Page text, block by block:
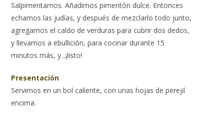
Salpimentamos. Añadimos pimentón dulce. Entonces
echamos las judías, y después de mezclarlo todo junto,
agregamos el caldo de verduras para cubrir dos dedos,
y llevamos a ebullición, para cocinar durante 15
minutos más, y...¡listo!
Presentación
Servimos en un bol caliente, con unas hojas de perejil
encima.